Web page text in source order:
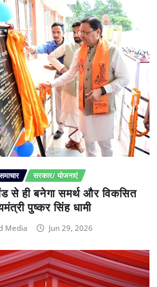
सरकार/ योजनाएं
से ही बनेगा समर्थ और विकसित
पुष्कर सिंह धामी
Media Jun 29, 2026